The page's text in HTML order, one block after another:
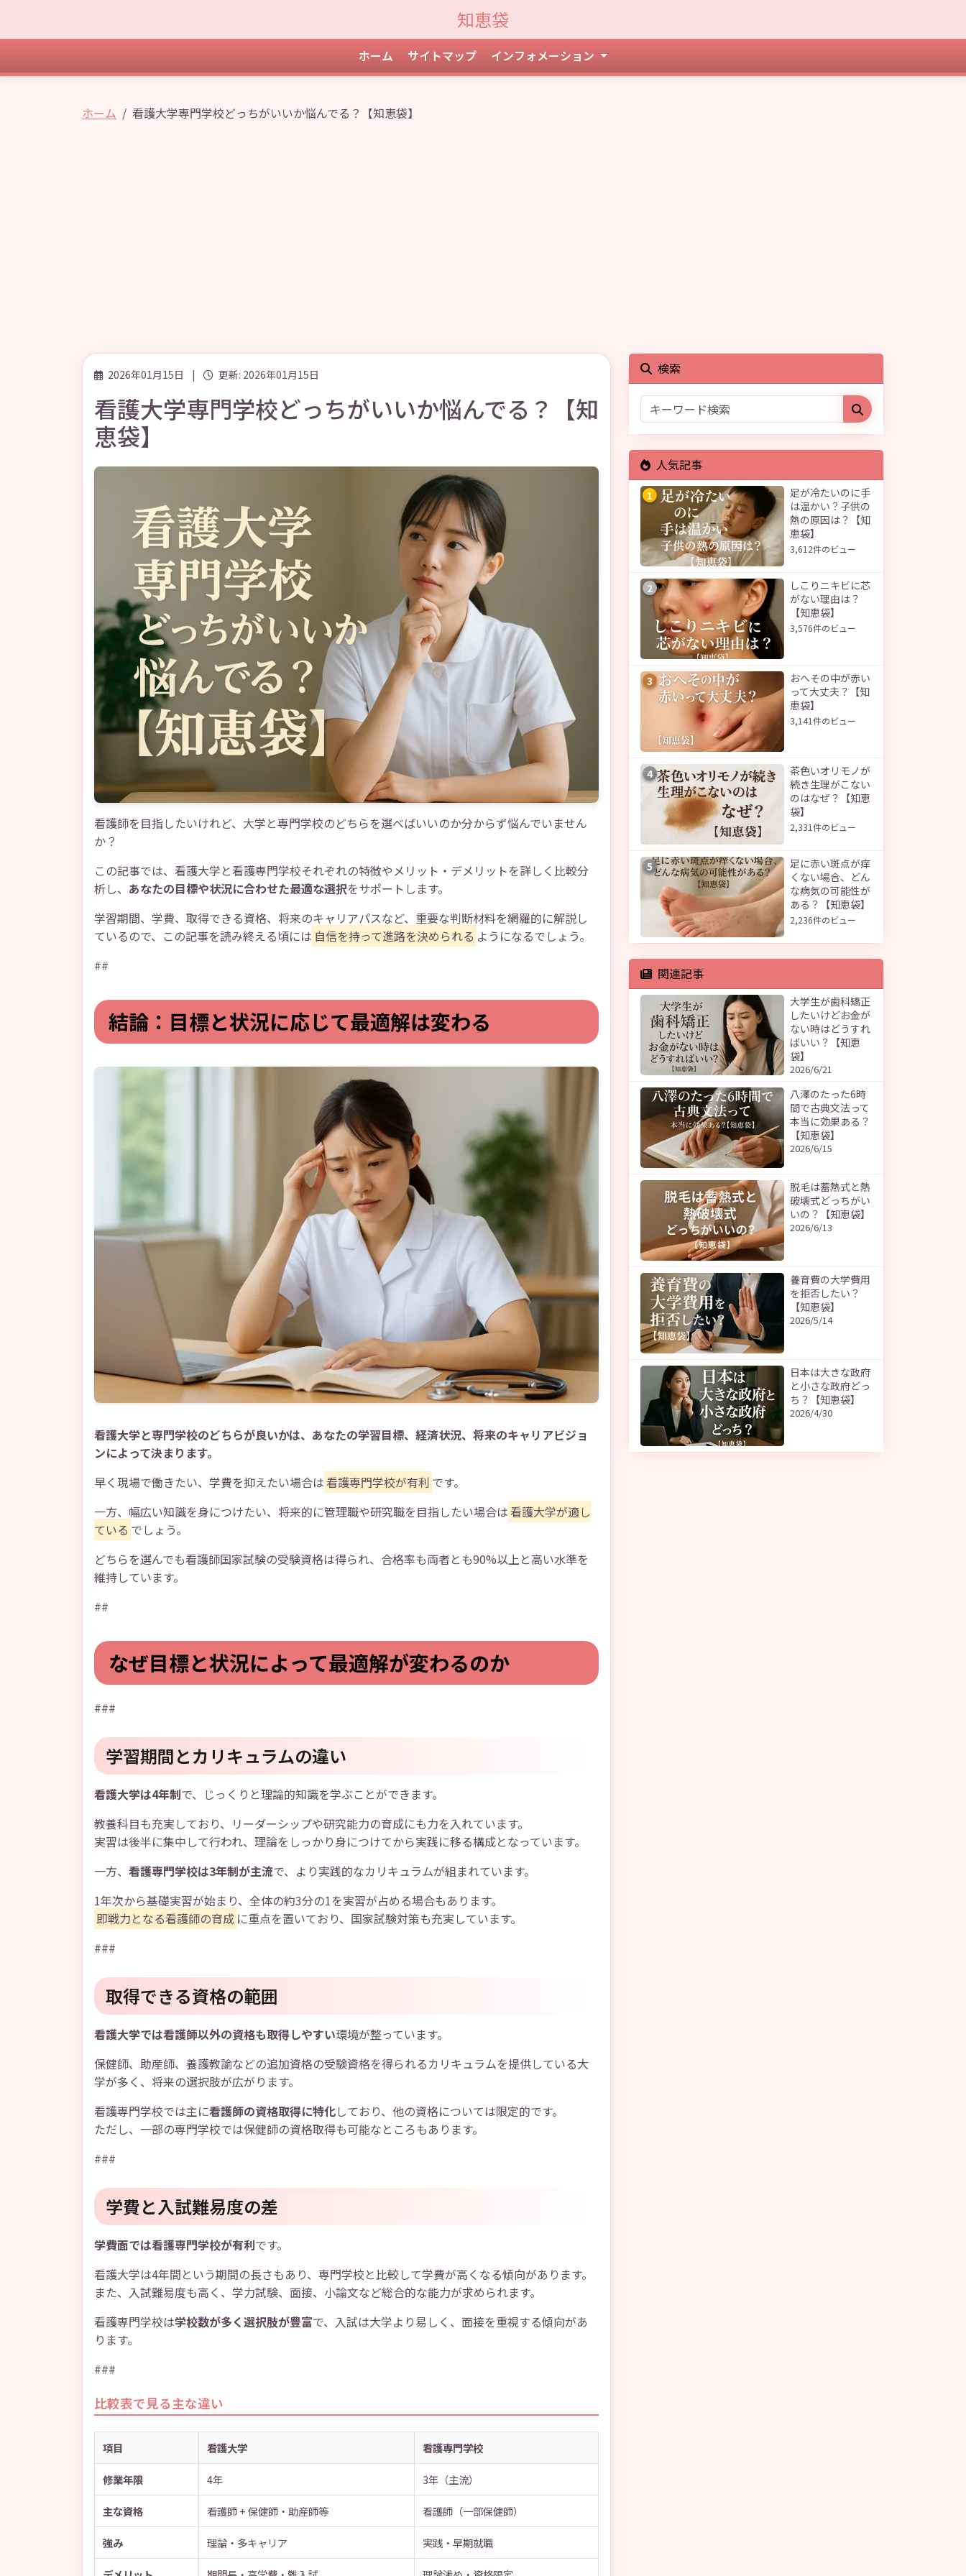
知恵袋
ホーム サイトマップ インフォメーション
ホーム 看護大学専門学校どっちがいいか悩んでる？【知恵袋】
2026年01月15日 | 更新: 2026年01月15日
看護大学専門学校どっちがいいか悩んでる？【知
恵袋】
看護師を目指したいけれど、大学と専門学校のどちらを選べばいいのか分からず悩んでいません
か？
この記事では、看護大学と看護専門学校それぞれの特徴やメリット・デメリットを詳しく比較分
析し、 あなたの目標や状況に合わせた最適な選択をサポートします。
学習期間、学費、取得できる資格、将来のキャリアパスなど、重要な判断材料を網羅的に解説し
ているので、この記事を読み終える頃には 自信を持って進路を決められる ようになるでしょう。
##
結論：目標と状況に応じて最適解は変わる
看護大学と専門学校のどちらが良いかは、あなたの学習目標、経済状況、将来のキャリアビジョ
ンによって決まります。
早く現場で働きたい、学費を抑えたい場合は 看護専門学校が有利 です。
一方、幅広い知識を身につけたい、将来的に管理職や研究職を目指したい場合は 看護大学が適し
ている でしょう。
どちらを選んでも看護師国家試験の受験資格は得られ、合格率も両者とも90%以上と高い水準を
維持しています。
##
なぜ目標と状況によって最適解が変わるのか
###
学習期間とカリキュラムの違い
看護大学は4年制で、じっくりと理論的知識を学ぶことができます。
教養科目も充実しており、リーダーシップや研究能力の育成にも力を入れています。
実習は後半に集中して行われ、理論をしっかり身につけてから実践に移る構成となっています。
一方、 看護専門学校は3年制が主流で、より実践的なカリキュラムが組まれています。
1年次から基礎実習が始まり、全体の約3分の1を実習が占める場合もあります。
即戦力となる看護師の育成 に重点を置いており、国家試験対策も充実しています。
###
取得できる資格の範囲
看護大学では看護師以外の資格も取得しやすい環境が整っています。
保健師、助産師、養護教諭などの追加資格の受験資格を得られるカリキュラムを提供している大
学が多く、将来の選択肢が広がります。
看護専門学校では主に看護師の資格取得に特化しており、他の資格については限定的です。
ただし、一部の専門学校では保健師の資格取得も可能なところもあります。
###
学費と入試難易度の差
学費面では看護専門学校が有利です。
看護大学は4年間という期間の長さもあり、専門学校と比較して学費が高くなる傾向があります。
また、入試難易度も高く、学力試験、面接、小論文など総合的な能力が求められます。
看護専門学校は学校数が多く選択肢が豊富で、入試は大学より易しく、面接を重視する傾向があ
ります。
###
比較表で見る主な違い
項目 看護大学 看護専門学校
修業年限 4年 3年（主流）
主な資格 看護師 + 保健師・助産師等 看護師（一部保健師）
強み 理論・多キャリア 実践・早期就職
検索
人気記事
1
足が冷たいのに手
は温かい？子供の
熱の原因は？【知
恵袋】
3,612件のビュー
2
しこりニキビに芯
がない理由は？
【知恵袋】
3,576件のビュー
3
おへその中が赤い
って大丈夫？【知
恵袋】
3,141件のビュー
4
茶色いオリモノが
続き生理がこない
のはなぜ？【知恵
袋】
2,331件のビュー
5
足に赤い斑点が痒
くない場合、どん
な病気の可能性が
ある？【知恵袋】
2,236件のビュー
関連記事
大学生が歯科矯正
したいけどお金が
ない時はどうすれ
ばいい？【知恵
袋】
2026/6/21
八澤のたった6時
間で古典文法って
本当に効果ある？
【知恵袋】
2026/6/15
脱毛は蓄熱式と熱
破壊式どっちがい
いの？【知恵袋】
2026/6/13
養育費の大学費用
を拒否したい？
【知恵袋】
2026/5/14
日本は大きな政府
と小さな政府どっ
ち？【知恵袋】
2026/4/30